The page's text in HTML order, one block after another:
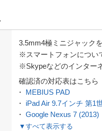
3.5mm4極ミニジャック
※スマートフォンについ
※Skypeなどのインター
確認済の対応表はこちら
・ MEBIUS PAD
・ iPad Air 9.7インチ 第1
・Google Nexus 7 (2013)
▼すべて表示する